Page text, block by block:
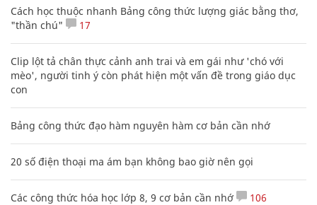
Cách học thuộc nhanh Bảng công thức lượng giác bằng thơ,
"thần chú"
17
Clip lột tả chân thực cảnh anh trai và em gái như 'chó với
mèo', người tinh ý còn phát hiện một vấn đề trong giáo dục
con
Bảng công thức đạo hàm nguyên hàm cơ bản cần nhớ
20 số điện thoại ma ám bạn không bao giờ nên gọi
Các công thức hóa học lớp 8, 9 cơ bản cần nhớ 106